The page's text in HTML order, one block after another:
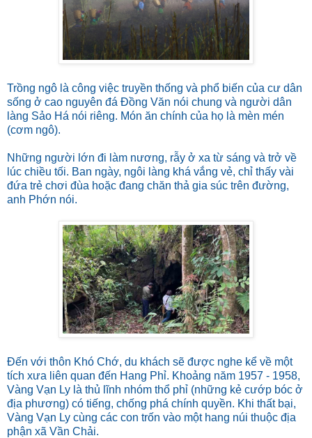
Trồng ngô là công việc truyền thống và phổ biến của cư dân
sống ở cao nguyên đá Đồng Văn nói chung và người dân
làng Sảo Há nói riêng. Món ăn chính của họ là mèn mén
(cơm ngô).
Những người lớn đi làm nương, rẫy ở xa từ sáng và trở về
lúc chiều tối. Ban ngày, ngôi làng khá vắng vẻ, chỉ thấy vài
đứa trẻ chơi đùa hoặc đang chăn thả gia súc trên đường,
anh Phớn nói.
Đến với thôn Khó Chớ, du khách sẽ được nghe kể về một
tích xưa liên quan đến Hang Phỉ. Khoảng năm 1957 - 1958,
Vàng Vạn Ly là thủ lĩnh nhóm thổ phỉ (những kẻ cướp bóc ở
địa phương) có tiếng, chống phá chính quyền. Khi thất bại,
Vàng Vạn Ly cùng các con trốn vào một hang núi thuộc địa
phận xã Vần Chải.